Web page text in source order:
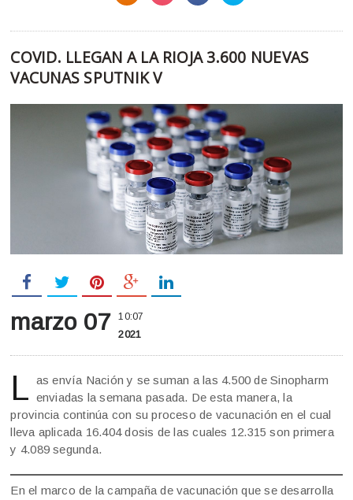
COVID. LLEGAN A LA RIOJA 3.600 NUEVAS
VACUNAS SPUTNIK V
marzo 07 10:07
2021
L as envía Nación y se suman a las 4.500 de Sinopharm
enviadas la semana pasada. De esta manera, la
provincia continúa con su proceso de vacunación en el cual
lleva aplicada 16.404 dosis de las cuales 12.315 son primera
y 4.089 segunda.
En el marco de la campaña de vacunación que se desarrolla